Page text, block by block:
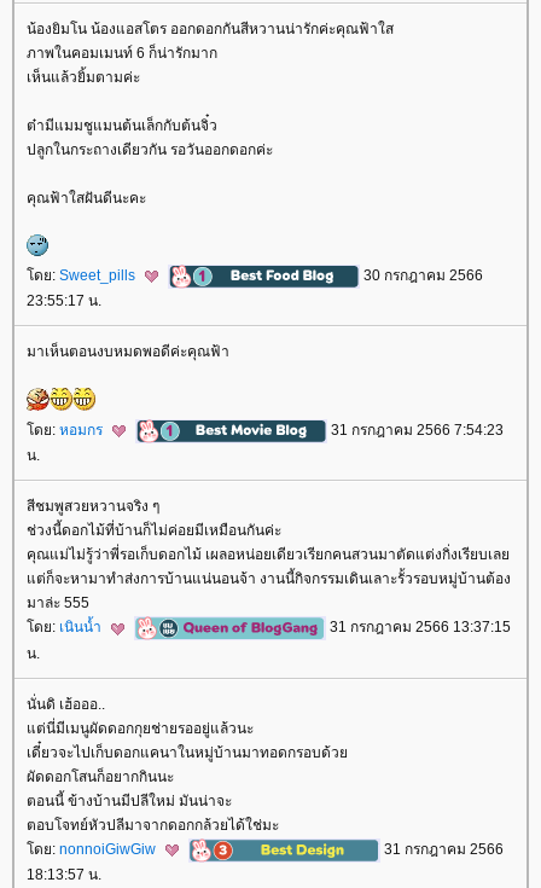
น้องยิมโน น้องแอสโตร ออกดอกกันสีหวานน่ารักค่ะคุณฟ้าใส
ภาพในคอมเมนท์ 6 ก็น่ารักมาก
เห็นแล้วยิ้มตามค่ะ
ต๋ามีแมมชูแมนต้นเล็กกับต้นจิ๋ว
ปลูกในกระถางเดียวกัน รอวันออกดอกค่ะ
คุณฟ้าใสฝันดีนะคะ
ดย: Sweet_pills
30 กรกฎาคม 2566
23:55:17 น.
มาเห็นตอนงบหมดพอดีค่ะคุณฟ้า
ดย: หอมกร
31 กรกฎาคม 2566 7:54:23
น.
สีชมพูสวยหวานจริง ๆ
ช่วงนี้ดอกไม้ที่บ้านก็ไม่ค่อยมีเหมือนกันค่ะ
คุณแม่ไม่รู้ว่าพี่รอเก็บดอกไม้ เผลอหน่อยเดียวเรียกคนสวนมาตัดแต่งกิ่งเรียบเล
ต่ก็จะหามาทำส่งการบ้านแน่นอนจ้า งานนี้กิจกรรมเดินเลาะรั้วรอบหมู่บ้านต้อง
มาล่ะ 555
ดย: เนินน้ำ
31 กรกฎาคม 2566 13:37:15
น.
นั่นดิ เฮ้อออ..
ต่นี่มีเมนูผัดดอกกุยช่ายรออยู่แล้วนะ
เดี๋ยวจะไปเก็บดอกแคนาในหมู่บ้านมาทอดกรอบด้ว
ผัดดอกโสนก็อยากกินนะ
ตอนนี้ ข้างบ้านมีปลีใหม่ มันน่าจะ
ตอบโจทย์หัวปลีมาจากดอกกล้วยได้ใช่มะ
ดย: nonnoiGiwGiw
31 กรกฎาคม 2566
18:13:57 น.